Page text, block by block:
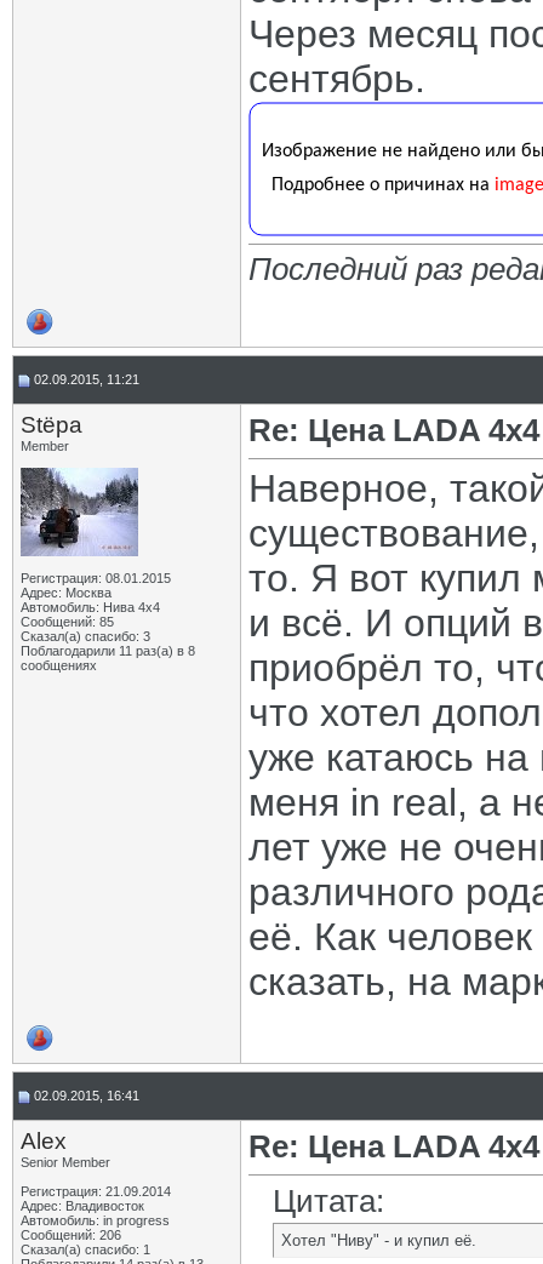
Через месяц
сентябрь.
Последний раз
02.09.2015, 11:21
Stёpa
Member
Регистрация: 08.01.2015
Адрес: Москва
Автомобиль: Нива 4х4
Сообщений: 85
Сказал(а) спасибо: 3
Поблагодарили 11 раз(а) в 8
сообщениях
Re: Цена LADA
Наверное,
то. Я вот купил
и всё. И опций
приобрёл то,
что хотел
уже катаюсь
меня in real, а
лет уже не
различного
её. Как
сказать, на
02.09.2015, 16:41
Alex
Senior Member
Регистрация: 21.09.2014
Адрес: Владивосток
Автомобиль: in progress
Сообщений: 206
Сказал(а) спасибо: 1
Re: Цена LADA
Цитата:
Хотел "Ниву" - и купил её.